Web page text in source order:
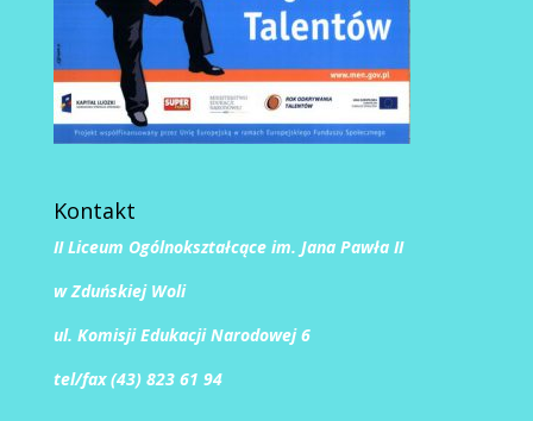
Kontakt
II Liceum Ogólnokształcące im. Jana Pawła II
w Zduńskiej Woli
ul. Komisji Edukacji Narodowej 6
tel/fax (43) 823 61 94